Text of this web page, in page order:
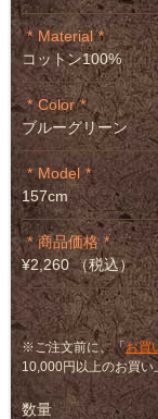
Material
コットン100%
Color
ブルーグリーン
Model
157cm
商品価格
¥2,260 （税込）
※ご注文前に、「お買
10,000円以上のお買い
数量